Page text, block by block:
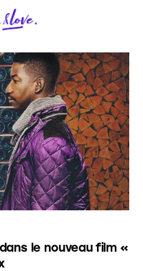
le nouveau film «